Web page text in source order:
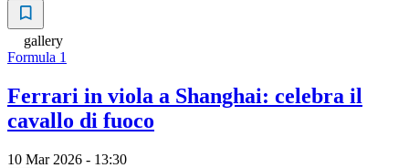
gallery
Formula 1
Ferrari in viola a Shanghai: celebra il
cavallo di fuoco
10 Mar 2026 - 13:30